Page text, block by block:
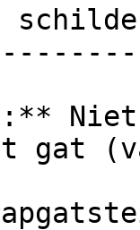
gat